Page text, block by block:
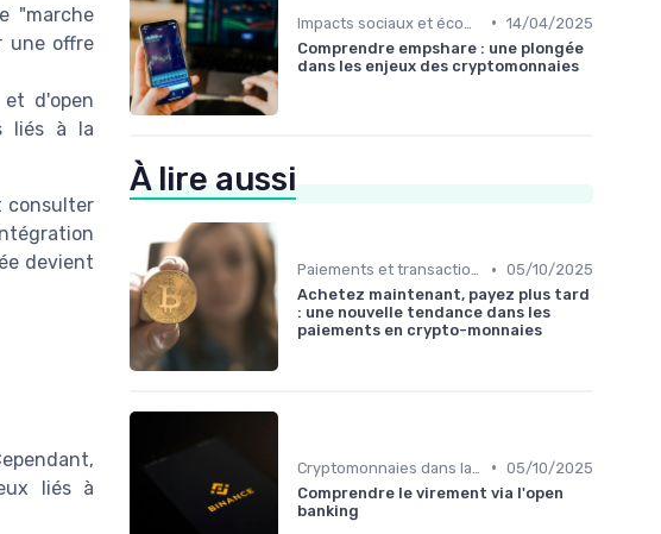
"marche
une offre
d'open
liés à la
consulter
devient
liés à
• 14/04/2025
Comprendre empshare : une plongée
dans les enjeux des cryptomonnaies
À lire aussi
Paiements et transactions • 05/10/2025
Achetez maintenant, payez plus tard
: une nouvelle tendance dans les
paiements en crypto-monnaies
• 05/10/2025
Comprendre le virement via l'open
banking